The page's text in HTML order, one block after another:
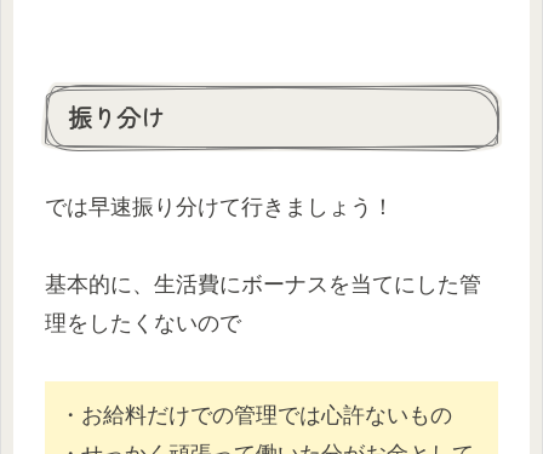
振り分け
では早速振り分けて行きましょう！
基本的に、生活費にボーナスを当てにした管
理をしたくないので
・お給料だけでの管理では心許ないもの